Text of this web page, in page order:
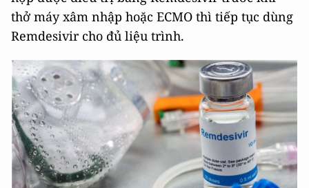
thở máy xâm nhập hoặc ECMO thì tiếp tục dùng
Remdesivir cho đủ liệu trình.